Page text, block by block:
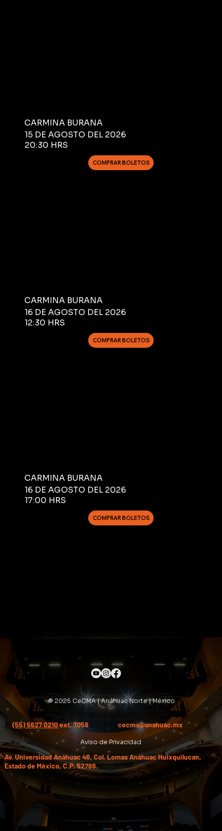
CARMINA BURANA
15 DE AGOSTO DEL 2026
20:30 HRS
COMPRAR BOLETOS
CARMINA BURANA
16 DE AGOSTO DEL 2026
12:30 HRS
COMPRAR BOLETOS
CARMINA BURANA
16 DE AGOSTO DEL 2026
17:00 HRS
COMPRAR BOLETOS
(55) 5627 0210ext. 7058
Av. Universidad Anáhuac 46, Col. Lomas Anáhuac Huixquilucan,
Estado de México, C.P. 52786.
cecma@anahuac.mx
Aviso de Privacidad
© 2025 CeCMA | Anáhuac Norte | México